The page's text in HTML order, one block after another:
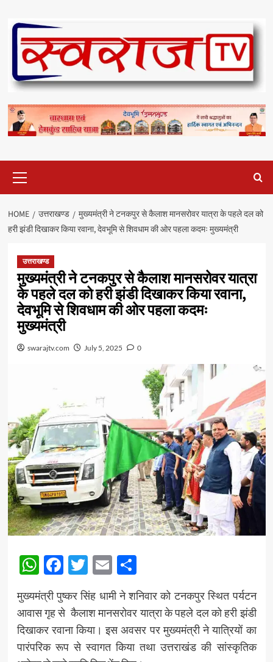
content
Menu
HOME उत्तराखण्ड
मुख्यमंत्री ने टनकपुर से कैलाश मानसरोवर यात्रा के पहले दल को
हरी झंडी दिखाकर किया रवाना, देवभूमि से शिवधाम की ओर पहला कदमः मुख्यमंत्री
उत्तराखण्ड
मुख्यमंत्री ने टनकपुर से कैलाश मानसरोवर यात्रा
के पहले दल को हरी झंडी दिखाकर किया रवाना,
देवभूमि से शिवधाम की ओर पहला कदमः
मुख्यमंत्री
swarajtv.com July 5, 2025 0
WhatsApp
Facebook
Twitter
EmailShare
मुख्यमंत्री पुष्कर सिंह धामी ने शनिवार को टनकपुर स्थित पर्यटन
आवास गृह से कैलाश मानसरोवर यात्रा के पहले दल को हरी झंडी
दिखाकर रवाना किया। इस अवसर पर मुख्यमंत्री ने यात्रियों का
पारंपरिक रूप से स्वागत किया तथा उत्तराखंड की सांस्कृतिक